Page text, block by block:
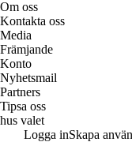
Om oss
Kontakta oss
Media
Främjande
Konto
Nyhetsmail
Partners
Tipsa oss
hus valet
Logga inSkapa